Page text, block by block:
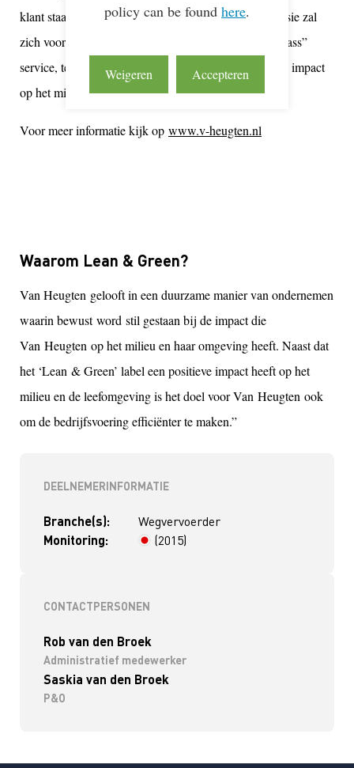
DEELNEMERINFORMATIE
Branche(s): Wegvervoerder
Monitoring:
> 4 jaar
(2015)
CONTACTPERSONEN
Rob van den Broek
Administratief medewerker
Saskia van den Broek
P&O
klant staat bij ons centraal en onze duurzaamheidsmissie zal
zich voor onze klanten gaan vertalen in een “best in class”
service, tegen marktconforme prijzen en een minimale impact
op het milieu.
Voor meer informatie kijk op www.v-heugten.nl
Waarom Lean & Green?
Van Heugten gelooft in een duurzame manier van ondernemen
waarin bewust word stil gestaan bij de impact die
Van Heugten op het milieu en haar omgeving heeft. Naast dat
het ‘Lean & Green’ label een positieve impact heeft op het
milieu en de leefomgeving is het doel voor Van Heugten ook
om de bedrijfsvoering efficiënter te maken.”
policy can be found here.
Weigeren Accepteren